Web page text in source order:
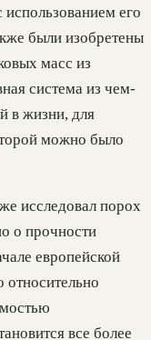
его
были изобретены
масс из
система из чем-
в жизни, для
можно было
исследовал порох
о прочности
европейской
все более